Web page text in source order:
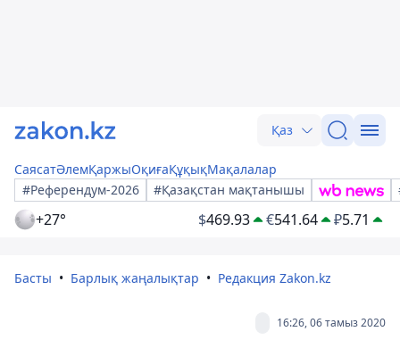
Қаз
СаясатӘлемҚаржыОқиғаҚұқықМақалалар
#Референдум-2026
#Қазақстан мақтанышы
+27° $469.93 €541.64 ₽5.71
Басты Барлық жаңалықтар Редакция Zakon.kz
16:26, 06 тамыз 2020